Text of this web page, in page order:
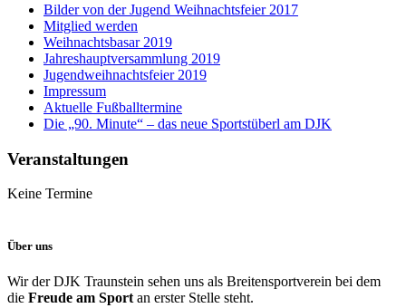
Bilder von der Jugend Weihnachtsfeier 2017
Mitglied werden
Weihnachtsbasar 2019
Jahreshauptversammlung 2019
Jugendweihnachtsfeier 2019
Impressum
Aktuelle Fußballtermine
Die „90. Minute“ – das neue Sportstüberl am DJK
Veranstaltungen
Keine Termine
Über uns
Wir der DJK Traunstein sehen uns als Breitensportverein bei dem
die Freude am Sport an erster Stelle steht.